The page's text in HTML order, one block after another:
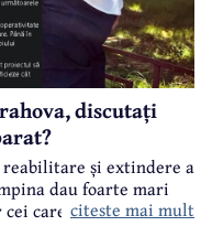
discutați
și extindere a
dau foarte mari
care suferă sunt
citeste mai mult